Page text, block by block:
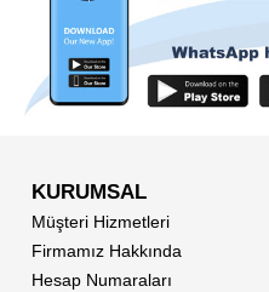
KURUMSAL
Müşteri Hizmetleri
Firmamız Hakkında
Hesap Numaraları